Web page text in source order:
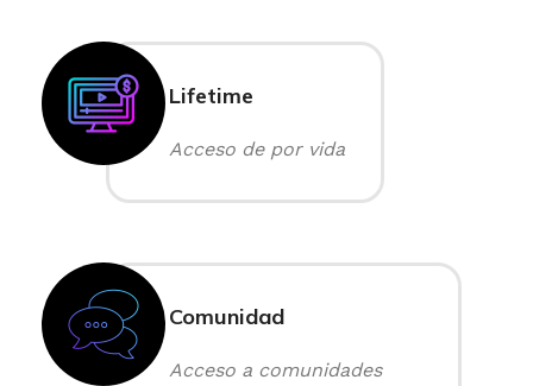
Lifetime
Acceso de por vida
Comunidad
Acceso a comunidades